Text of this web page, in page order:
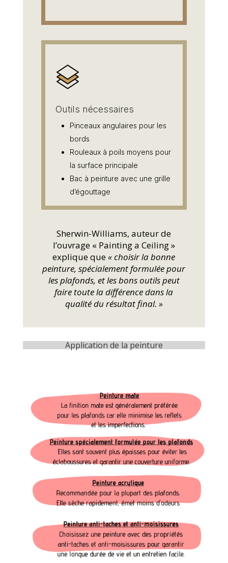
Outils nécessaires
Pinceaux angulaires pour les
bords
Rouleaux à poils moyens pour
la surface principale
Bac à peinture avec une grille
d’égouttage
Sherwin-Williams, auteur de
l’ouvrage « Painting a Ceiling »
explique que« choisir la bonne
peinture, spécialement formulée pour
les plafonds, et les bons outils peut
faire toute la différence dans la
qualité du résultat final. »
Application de la peinture